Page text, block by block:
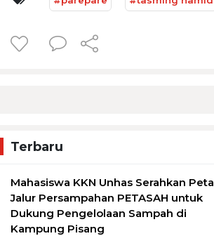
Terbaru
Mahasiswa KKN Unhas Serahkan Peta
Jalur Persampahan PETASAH untuk
Dukung Pengelolaan Sampah di
Kampung Pisang